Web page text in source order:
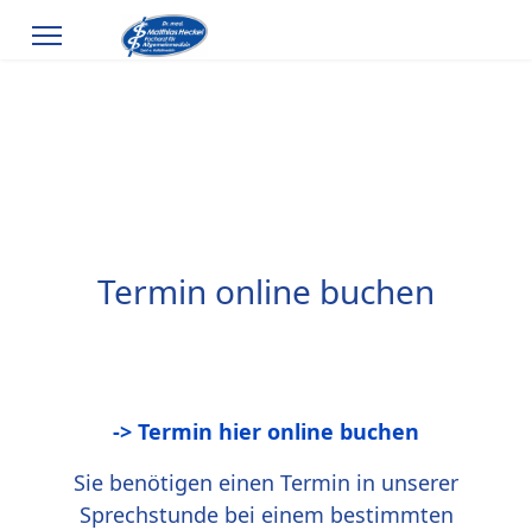
Termin online buchen
-> Termin hier online buchen
Sie benötigen einen Termin in unserer
Sprechstunde bei einem bestimmten